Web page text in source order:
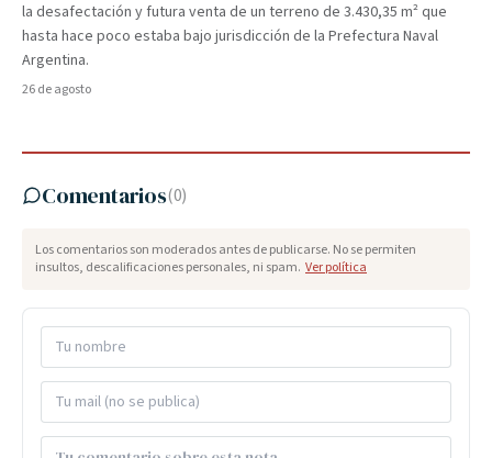
la desafectación y futura venta de un terreno de 3.430,35 m² que
hasta hace poco estaba bajo jurisdicción de la Prefectura Naval
Argentina.
26 de agosto
Comentarios(0)
Los comentarios son moderados antes de publicarse. No se permiten
insultos, descalificaciones personales, ni spam. Ver política